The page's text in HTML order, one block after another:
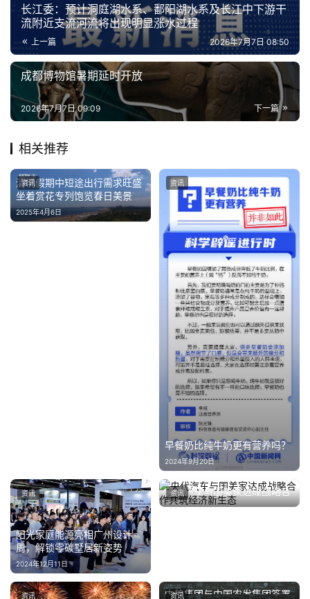
活
科
技
财
经
教
育
专
登录
长江委：预计洞庭湖水系、鄱阳湖水系及长江中下游干
流附近支流河流将出现明显涨水过程
上一篇 2026年7月7日 08:50
成都博物馆暑期延时开放
下一篇
2026年7月7日 09:09
相关推荐
清明假期中短途出行需求旺盛
坐着赏花专列饱览春日美景
2025年4月6日
资讯
早餐奶比纯牛奶更有营养吗？
2024年9月20日
资讯
阳光家庭能源亮相广州设计
周，解锁零碳墅居新姿势
2024年12月11日
资讯
央代汽车与国美家达成战略合
作共筑经济新生态
2025年3月27日
资讯
资讯 中粮集团与中国农发集团签署
资讯